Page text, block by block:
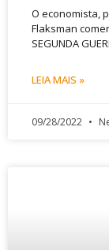
O economista,
Flaksman
SEGUNDA
LEIA MAIS »
09/28/2022